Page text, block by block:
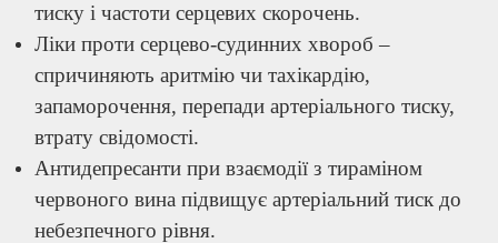
тиску і частоти серцевих скорочень.
Ліки проти серцево-судинних хвороб –
спричиняють аритмію чи тахікардію,
запаморочення, перепади артеріального тиску,
втрату свідомості.
Антидепресанти при взаємодії з тираміном
червоного вина підвищує артеріальний тиск до
небезпечного рівня.